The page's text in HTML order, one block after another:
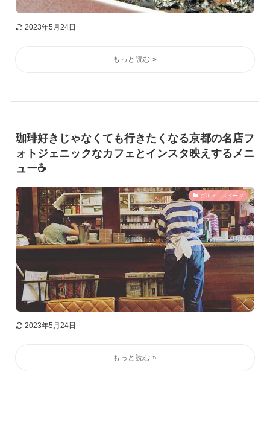
2023年5月24日
珈琲好きじゃなくても行きたくなる京都の名店フ
ォトジェニックなカフェとインスタ映えするメニ
ュー☕️
グルメ・スイーツ
2023年5月24日